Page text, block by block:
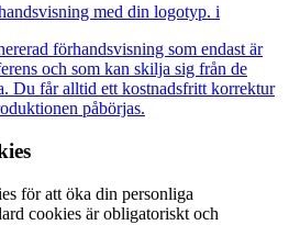
med din logotyp. i
förhandsvisning som endast är
och som kan skilja sig från de
Du får alltid ett kostnadsfritt korrektur
påbörjas.
för att öka din personliga
cookies är obligatoriskt och